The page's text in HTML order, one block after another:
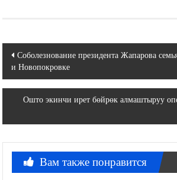
Навигация
по
записям
Соболезнование президента Жапарова
и Новопокровке
Ошто экинчи ирет бөйрөк алмаштыруу
Вам также понравится